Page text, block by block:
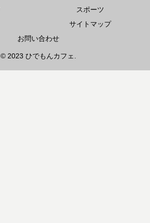
スポーツ
サイトマップ
お問い合わせ
© 2023 ひでもんカフェ.